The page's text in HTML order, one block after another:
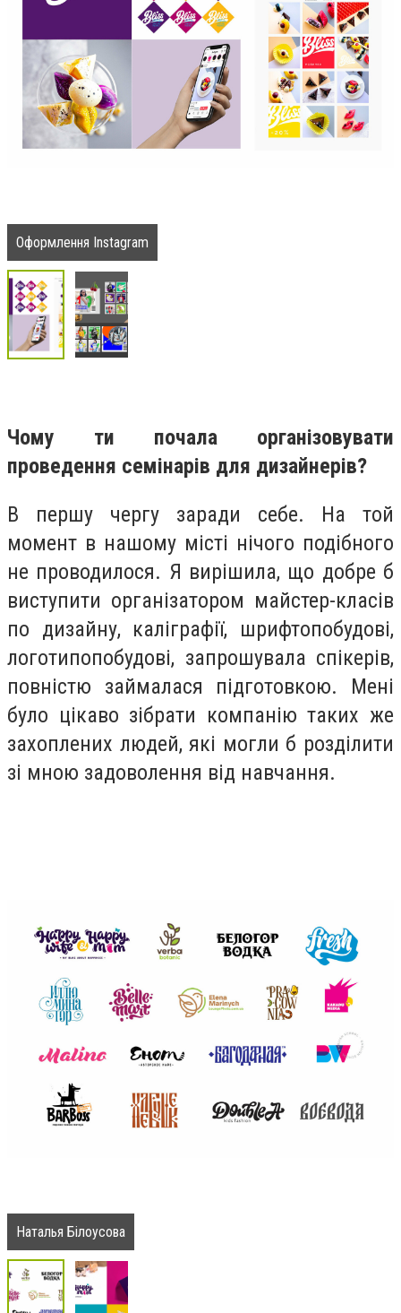
Оформлення Instagram
Чому ти почала організовувати
проведення семінарів для дизайнерів?
В першу чергу заради себе. На той
момент в нашому місті нічого подібного
не проводилося. Я вирішила, що добре б
виступити організатором майстер-класів
по дизайну, каліграфії, шрифтопобудові,
логотипопобудові, запрошувала спікерів,
повністю займалася підготовкою. Мені
було цікаво зібрати компанію таких же
захоплених людей, які могли б розділити
зі мною задоволення від навчання.
Наталья Білоусова